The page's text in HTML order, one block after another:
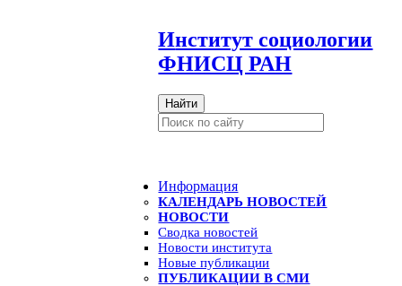
Институт социологии
ФНИСЦ РАН
Найти
Информация
КАЛЕНДАРЬ НОВОСТЕЙ
НОВОСТИ
Сводка новостей
Новости института
Новые публикации
ПУБЛИКАЦИИ В СМИ